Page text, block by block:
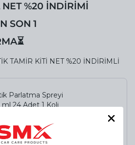
%20 İNDİRİMİ
SON 1
TAMİR KİTİ NET %20 İNDİRİMLİ
Parlatma Spreyi
24 Adet 1 Koli
₺ 5,520.00